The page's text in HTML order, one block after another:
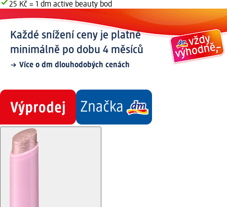
25 Kč = 1 dm active beauty bod
Každé snížení ceny je platné
minimálně po dobu 4 měsíců
Více o dm dlouhodobých cenách